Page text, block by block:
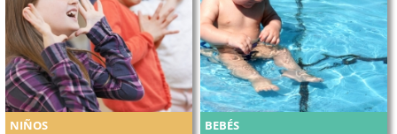
NIÑOS BEBÉS